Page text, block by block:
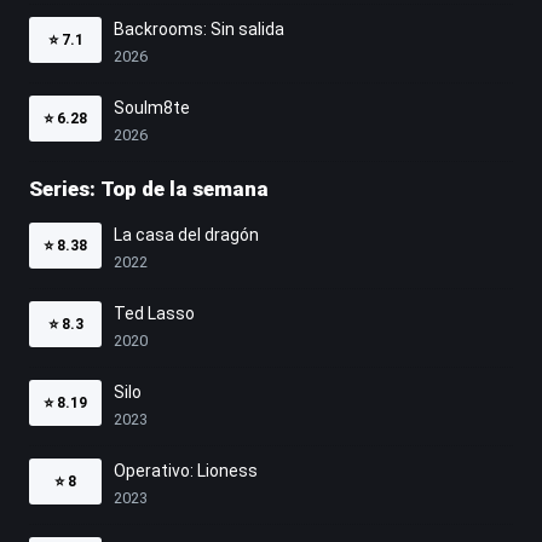
⭐ 7.1
Backrooms: Sin salida
2026
⭐ 6.28
Soulm8te
2026
Series: Top de la semana
⭐ 8.38
La casa del dragón
2022
⭐ 8.3
Ted Lasso
2020
⭐ 8.19
Silo
2023
⭐ 8
Operativo: Lioness
2023